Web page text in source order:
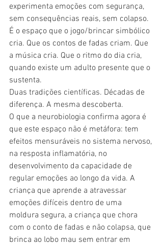
experimenta emoções com segurança,
sem consequências reais, sem colapso.
É o espaço que o jogo/brincar simbólico
cria. Que os contos de fadas criam. Que
a música cria. Que o ritmo do dia cria,
quando existe um adulto presente que o
sustenta.
Duas tradições científicas. Décadas de
diferença. A mesma descoberta.
O que a neurobiologia confirma agora é
que este espaço não é metáfora: tem
efeitos mensuráveis no sistema nervoso,
na resposta inflamatória, no
desenvolvimento da capacidade de
regular emoções ao longo da vida. A
criança que aprende a atravessar
emoções difíceis dentro de uma
moldura segura, a criança que chora
com o conto de fadas e não colapsa, que
brinca ao lobo mau sem entrar em